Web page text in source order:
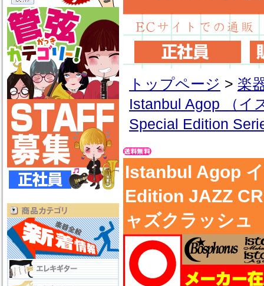
トップページ > 楽
Istanbul Agop （イ
Special Edition
Istanbul Agop
Edition JAZZ
ャズクラッシュ